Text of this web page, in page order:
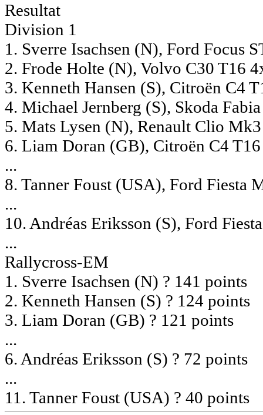
Resultat
Division 1
1. Sverre Isachsen (N), Ford Focus
2. Frode Holte (N), Volvo C30 T16
3. Kenneth Hansen (S), Citroën C4
4. Michael Jernberg (S), Skoda
5. Mats Lysen (N), Renault Clio
6. Liam Doran (GB), Citroën C4
...
8. Tanner Foust (USA), Ford Fiesta
...
10. Andréas Eriksson (S), Ford
...
Rallycross-EM
1. Sverre Isachsen (N) ? 141 points
2. Kenneth Hansen (S) ? 124 points
3. Liam Doran (GB) ? 121 points
...
6. Andréas Eriksson (S) ? 72 points
...
11. Tanner Foust (USA) ? 40 points